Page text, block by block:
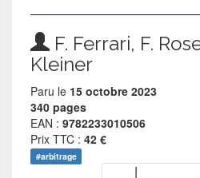
F. Ferrari, F.
Kleiner
Paru le 15 octobre 2023
340 pages
EAN :9782233010506
Prix TTC :42 €
#arbitrage